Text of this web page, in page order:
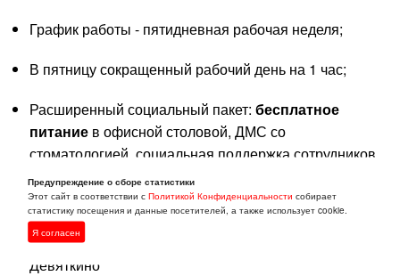
График работы - пятидневная рабочая неделя;
В пятницу сокращенный рабочий день на 1 час;
Расширенный социальный пакет: бесплатное
питаниев офисной столовой, ДМС со
стоматологией, социальная поддержка сотрудников,
корпоративный спорт, мероприятия и пр.;
Благоустроенный офис;
Осуществляетсяразвозкаот/до ст. м. Парнас, пр.
Просвещения, Гражданский пр., Академическая,
Девяткино
Предупреждение о сборе статистики
Этот сайт в соответствии сПолитикой Конфиденциальности собирает
статистику посещения и данные посетителей, а также использует cookie.
Я согласен